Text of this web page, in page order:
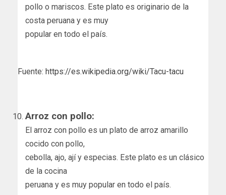
pollo o mariscos. Este plato es originario de la
costa peruana y es muy
popular en todo el país.
Fuente: https://es.wikipedia.org/wiki/Tacu-tacu
Arroz con pollo:
El arroz con pollo es un plato de arroz amarillo
cocido con pollo,
cebolla, ajo, ají y especias. Este plato es un clásico
de la cocina
peruana y es muy popular en todo el país.